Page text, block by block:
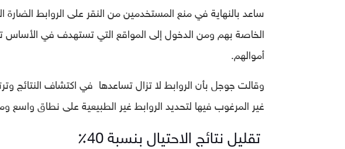
ساعد بالنهاية في منع المستخدمين من النقر على الروابط
الخاصة بهم ومن الدخول إلى المواقع التي تستهدف في
أموالهم.
وقالت جوجل بأن الروابط لا تزال تساعدها في اكتشاف النتائج
غير المرغوب فيها لتحديد الروابط غير الطبيعية على نطاق واسع
تقليل نتائج الاحتيال بنسبة 40٪